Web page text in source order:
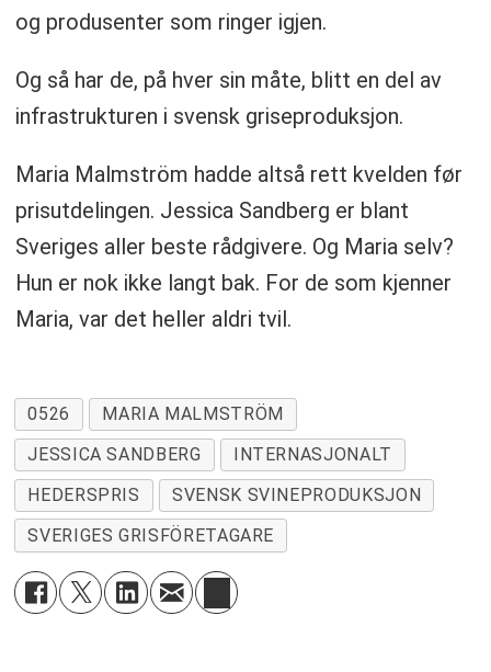
og produsenter som ringer igjen.
Og så har de, på hver sin måte, blitt en del av
infrastrukturen i svensk griseproduksjon.
Maria Malmström hadde altså rett kvelden før
prisutdelingen. Jessica Sandberg er blant
Sveriges aller beste rådgivere. Og Maria selv?
Hun er nok ikke langt bak. For de som kjenner
Maria, var det heller aldri tvil.
0526
MARIA MALMSTRÖM
JESSICA SANDBERG
INTERNASJONALT
HEDERSPRIS
SVENSK SVINEPRODUKSJON
SVERIGES GRISFÖRETAGARE